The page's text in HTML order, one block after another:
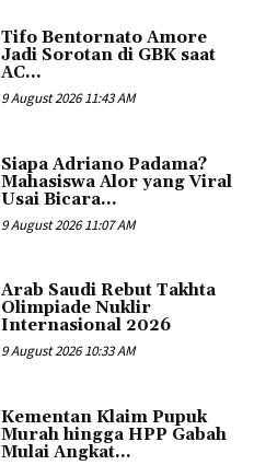
Tifo Bentornato Amore
Jadi Sorotan di GBK saat
AC...
9 August 2026 11:43 AM
Siapa Adriano Padama?
Mahasiswa Alor yang Viral
Usai Bicara...
9 August 2026 11:07 AM
Arab Saudi Rebut Takhta
Olimpiade Nuklir
Internasional 2026
9 August 2026 10:33 AM
Kementan Klaim Pupuk
Murah hingga HPP Gabah
Mulai Angkat...